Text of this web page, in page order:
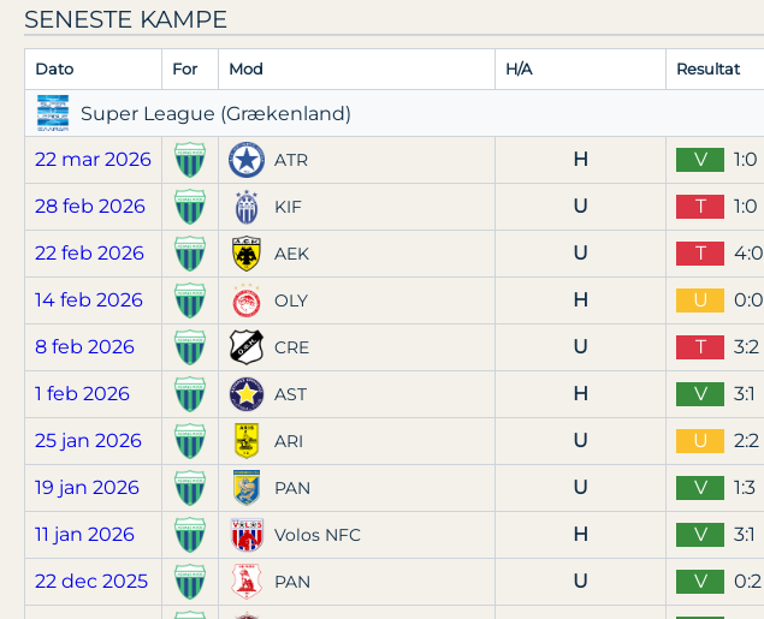
SENESTE KAMPE
Dato For Mod H/A Resultat
Super League (Grækenland)
22 mar 2026 ATR H V 1:0
28 feb 2026 KIF U T 1:0
22 feb 2026 AEK U T 4:0
14 feb 2026 OLY H U 0:0
8 feb 2026 CRE U T 3:2
1 feb 2026 AST H V 3:1
25 jan 2026 ARI U U 2:2
19 jan 2026 PAN U V 1:3
11 jan 2026 Volos NFC H V 3:1
22 dec 2025 PAN U V 0:2